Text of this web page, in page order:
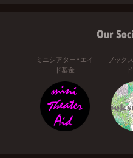
Our
ミニシアター・エイ
ド基金
ブック